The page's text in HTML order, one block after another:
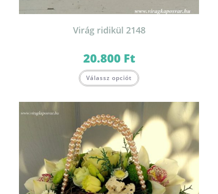
Virág ridikül 2148
20.800 Ft
Válassz opciót